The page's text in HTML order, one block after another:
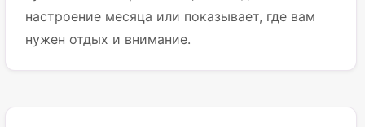
настроение месяца или показывает, где вам
нужен отдых и внимание.